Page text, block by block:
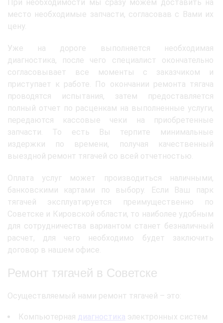
При необходимости мы сразу можем доставить на
место необходимые запчасти, согласовав с Вами их
цену.
Уже на дороге выполняется необходимая
диагностика, после чего специалист окончательно
согласовывает все моменты с заказчиком и
приступает к работе. По окончании ремонта тягача
проводятся испытания, затем предоставляется
полный отчет по расценкам на выполненные услуги,
передаются кассовые чеки на приобретенные
запчасти. То есть Вы терпите минимальные
издержки по времени, получая качественный
выездной ремонт тягачей со всей отчетностью.
Оплата услуг может производиться наличными,
банковскими картами по выбору. Если Ваш парк
тягачей эксплуатируется преимущественно по
Советске и Кировской области, то наиболее удобным
для сотрудничества вариантом станет безналичный
расчет, для чего необходимо будет заключить
договор в нашем офисе.
Ремонт тягачей в Советске
Осуществляемый нами ремонт тягачей – это:
Компьютерная диагностика электронных систем